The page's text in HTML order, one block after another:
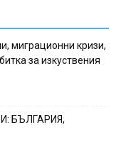
миграционни кризи,
за изкуствения
БЪЛГАРИЯ,